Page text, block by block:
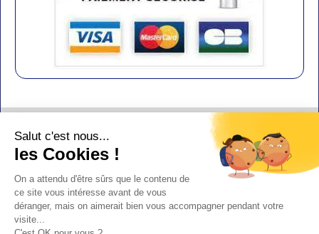
Mentions légales
Salut c'est nous...
les Cookies !
On a attendu d'être sûrs que le contenu de
ce site vous intéresse avant de vous
déranger, mais on aimerait bien vous accompagner pendant votre
visite...